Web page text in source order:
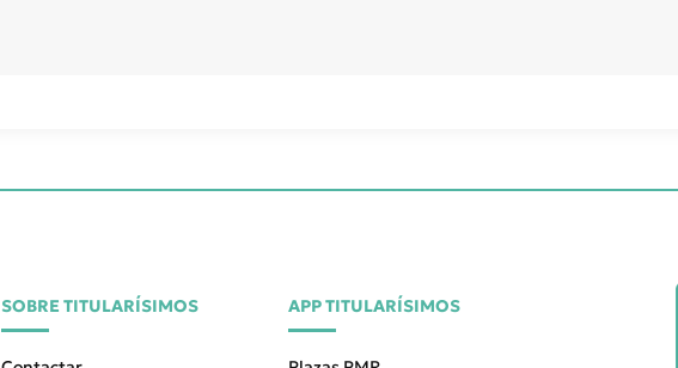
SOBRE TITULARÍSIMOS APP TITULARÍSIMOS